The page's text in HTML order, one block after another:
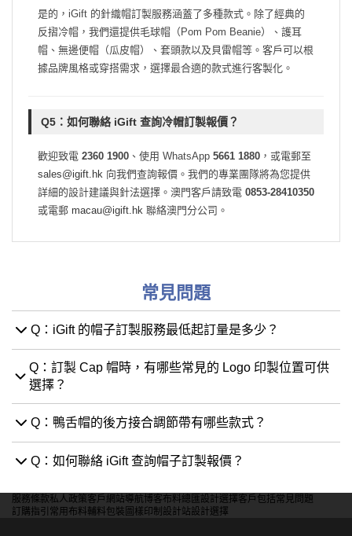
是的，iGift 的針織帽訂製服務涵蓋了多種款式。除了經典的
反摺冷帽，我們還提供毛球帽（Pom Pom Beanie）、護耳
帽、無邊便帽（瓜皮帽）、套頭款以及貝雷帽等。客戶可以根
據品牌風格或穿搭需求，選擇最合適的款式進行客製化。
Q5：如何聯絡 iGift 查詢冷帽訂製報價？
歡迎致電 2360 1900 、使用 WhatsApp 5661 1880 ，或電郵至
sales@igift.hk 向我們查詢報價。我們的專業團隊將為您提供
詳細的設計建議與針法選擇。澳門客戶請致電 0853-28410350
或電郵 macau@igift.hk 聯絡澳門分公司。
常見問題
Q：iGift 的帽子訂製服務最低起訂量是多少？
Q：訂製 Cap 帽時，有哪些常見的 Logo 印製位置可供
選擇？
Q：鴨舌帽的後方接合調節帶有哪些款式？
Q：如何聯絡 iGift 查詢帽子訂製報價？
服務條款私人政策客戶 網站導航博客布料總匯設計選擇客戶包括常見問題
訂購指引 常用布料輔料包裝 圖樣印制 設計站設計選擇